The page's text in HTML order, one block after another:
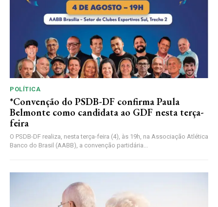
POLÍTICA
*Convenção do PSDB-DF confirma Paula
Belmonte como candidata ao GDF nesta terça-
feira
O PSDB-DF realiza, nesta terça-feira (4), às 19h, na Associação Atlética
Banco do Brasil (AABB), a convenção partidária...